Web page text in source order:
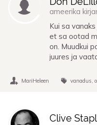
ameerika
Kui sa
et sa ootad
on. Muudkui
juures ja
MariHeleen vanadus
Clive